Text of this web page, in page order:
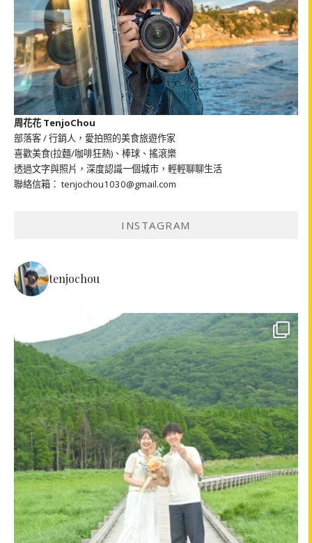
周花花 TenjoChou
部落客 / 行銷人，愛拍照的美食旅遊作家
喜歡美食(拉麵/咖啡狂熱)、棒球、搖滾樂
透過文字與照片，深度認識一個城市，輕輕聊聊生活
聯絡信箱： tenjochou1030@gmail.com
INSTAGRAM
tenjochou